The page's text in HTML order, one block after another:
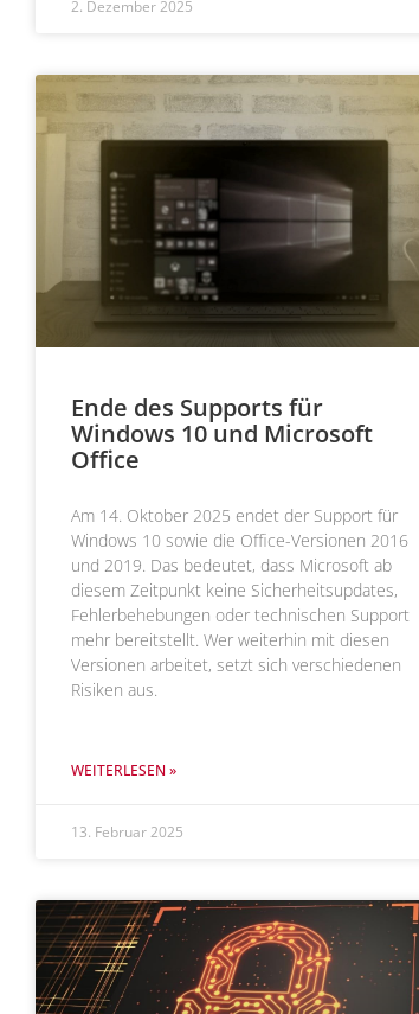
2. Dezember 2025
Ende des Supports für
Windows 10 und Microsoft
Office
Am 14. Oktober 2025 endet der Support für
Windows 10 sowie die Office-Versionen 2016
und 2019. Das bedeutet, dass Microsoft ab
diesem Zeitpunkt keine Sicherheitsupdates,
Fehlerbehebungen oder technischen Support
mehr bereitstellt. Wer weiterhin mit diesen
Versionen arbeitet, setzt sich verschiedenen
Risiken aus.
WEITERLESEN »
13. Februar 2025